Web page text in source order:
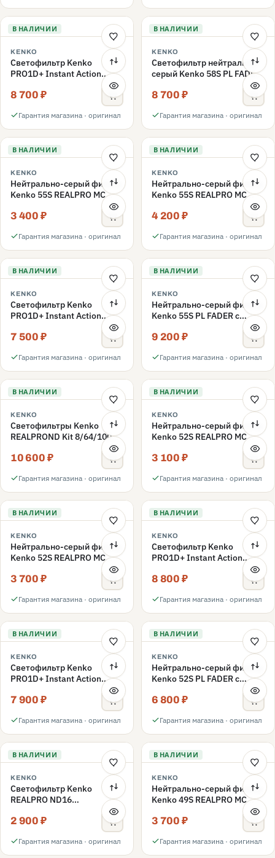
В НАЛИЧИИ
KENKO
Светофильтр Kenko
PRO1D+ Instant Action
Variable NDX3-450+C-PL
переменной плотности
8 700 ₽
Гарантия магазина · оригинал
В НАЛИЧИИ
KENKO
Светофильтр нейтрально-
серый Kenko 58S PL FADER
с переменной плотностью
ND3-ND400 58mm
8 700 ₽
Гарантия магазина · оригинал
В НАЛИЧИИ
KENKO
Нейтрально-серый фильтр
Kenko 55S REALPRO MC
3 400 ₽
Гарантия магазина · оригинал
В НАЛИЧИИ
KENKO
Нейтрально-серый фильтр
Kenko 55S REALPRO MC
4 200 ₽
Гарантия магазина · оригинал
В НАЛИЧИИ
KENKO
Светофильтр Kenko
PRO1D+ Instant Action
Variable NDX3-450+C-PLS
переменной плотности
7 500 ₽
Гарантия магазина · оригинал
В НАЛИЧИИ
KENKO
Нейтрально-серый фильтр
Kenko 55S PL FADER с
переменной плотностью
ND3-ND400 55mm
9 200 ₽
Гарантия магазина · оригинал
В НАЛИЧИИ
KENKO
Светофильтры Kenko
REALPROND Kit 8/64/1000
10 600 ₽
Гарантия магазина · оригинал
В НАЛИЧИИ
KENKO
Нейтрально-серый фильтр
Kenko 52S REALPRO MC
3 100 ₽
Гарантия магазина · оригинал
В НАЛИЧИИ
KENKO
Нейтрально-серый фильтр
Kenko 52S REALPRO MC
3 700 ₽
Гарантия магазина · оригинал
В НАЛИЧИИ
KENKO
Светофильтр Kenko
PRO1D+ Instant Action
Variable NDX3-450+C-PLS
переменной плотности
8 800 ₽
Гарантия магазина · оригинал
В НАЛИЧИИ
KENKO
Светофильтр Kenko
PRO1D+ Instant Action
Variable NDX3-450+C-PL
переменной плотности
7 900 ₽
Гарантия магазина · оригинал
В НАЛИЧИИ
KENKO
Нейтрально-серый фильтр
Kenko 52S PL FADER с
переменной плотностью
ND3-ND400 52mm
6 800 ₽
Гарантия магазина · оригинал
В НАЛИЧИИ
KENKO
Светофильтр Kenko
REALPRO ND16
нейтрально-серый 49mm
2 900 ₽
Гарантия магазина · оригинал
В НАЛИЧИИ
KENKO
Нейтрально-серый фильтр
Kenko 49S REALPRO MC
3 700 ₽
Гарантия магазина · оригинал